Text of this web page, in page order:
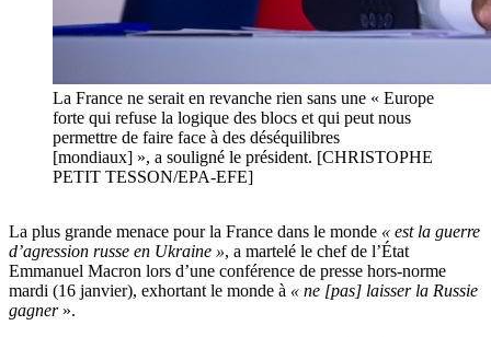
La France ne serait en revanche rien sans une « Europe
forte qui refuse la logique des blocs et qui peut nous
permettre de faire face à des déséquilibres
[mondiaux] », a souligné le président. [CHRISTOPHE
PETIT TESSON/EPA-EFE]
La plus grande menace pour la France dans le monde « est la guerre
d’agression russe en Ukraine », a martelé le chef de l’État
Emmanuel Macron lors d’une conférence de presse hors-norme
mardi (16 janvier), exhortant le monde à « ne [pas] laisser la Russie
gagner».